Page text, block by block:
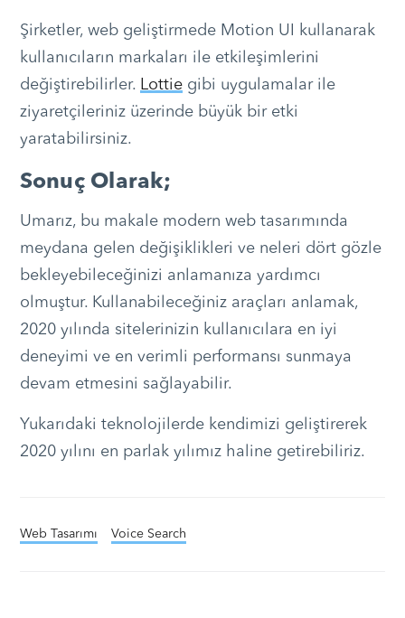
Şirketler, web geliştirmede Motion UI kullanarak
kullanıcıların markaları ile etkileşimlerini
değiştirebilirler. Lottiegibi uygulamalar ile
ziyaretçileriniz üzerinde büyük bir etki
yaratabilirsiniz.
Sonuç Olarak;
Umarız, bu makale modern web tasarımında
meydana gelen değişiklikleri ve neleri dört gözle
bekleyebileceğinizi anlamanıza yardımcı
olmuştur. Kullanabileceğiniz araçları anlamak,
2020 yılında sitelerinizin kullanıcılara en iyi
deneyimi ve en verimli performansı sunmaya
devam etmesini sağlayabilir.
Yukarıdaki teknolojilerde kendimizi geliştirerek
2020 yılını en parlak yılımız haline getirebiliriz.
Web Tasarımı Voice Search